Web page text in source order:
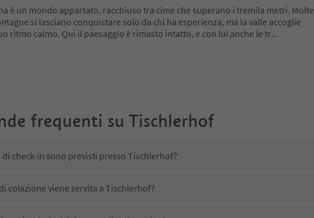
è un mondo appartato, racchiuso tra cime che superano i tremila metri. Molte
si lasciano conquistare solo da chi ha esperienza, ma la valle accoglie
ritmo calmo. Qui il paesaggio è rimasto intatto, e con lui anche le tr...
frequenti su Tischlerhof
di check-in sono previsti presso Tischlerhof?
colazione viene servita a Tischlerhof?